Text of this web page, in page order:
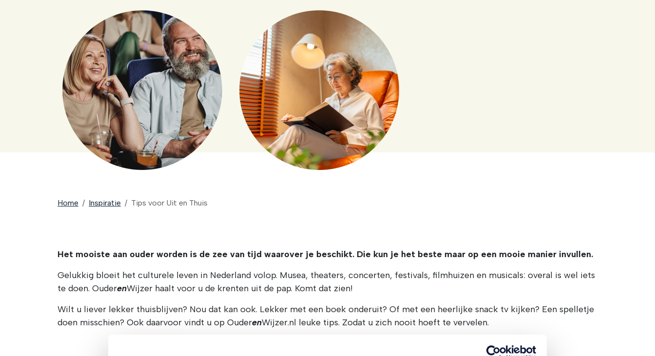
Home Inspiratie Tips voor Uit en Thuis
Het mooiste aan ouder worden is de zee van tijd waarover je beschikt. Die kun je het beste maar op een mooie manier invullen.
Gelukkig bloeit het culturele leven in Nederland volop. Musea, theaters, concerten, festivals, filmhuizen en musicals: overal is wel iets
te doen. OuderenWijzer haalt voor u de krenten uit de pap. Komt dat zien!
Wilt u liever lekker thuisblijven? Nou dat kan ook. Lekker met een boek onderuit? Of met een heerlijke snack tv kijken? Een spelletje
doen misschien? Ook daarvoor vindt u op OuderenWijzer.nl leuke tips. Zodat u zich nooit hoeft te vervelen.